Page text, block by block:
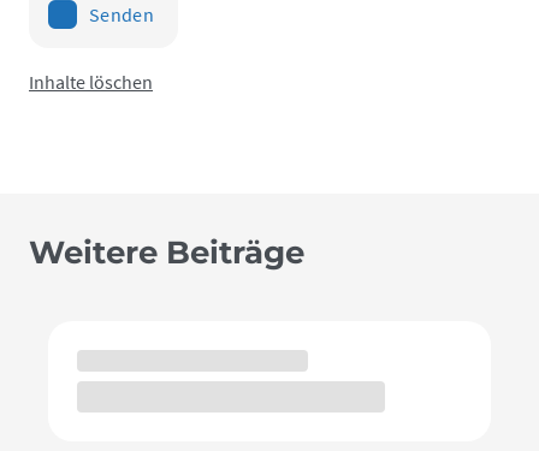
Senden
Inhalte löschen
Weitere Beiträge